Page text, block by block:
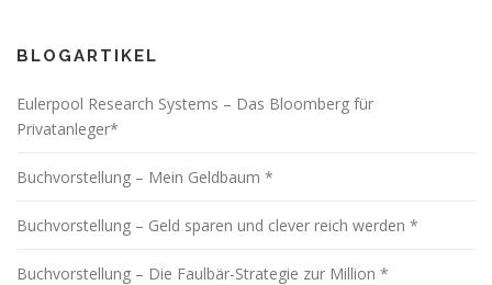
g
s
n
v
g
a
BLOGARTIKEL
Eulerpool Research Systems – Das Bloomberg für
Privatanleger*
Buchvorstellung – Mein Geldbaum *
Buchvorstellung – Geld sparen und clever reich werden *
Buchvorstellung – Die Faulbär-Strategie zur Million *